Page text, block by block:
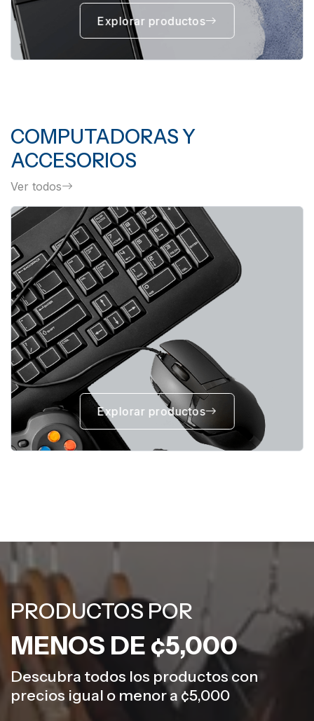
Explorar productos
COMPUTADORAS Y
ACCESORIOS
Ver todos
Explorar productos
PRODUCTOS POR
MENOS DE ¢5,000
Descubra todos los productos con
precios igual o menor a ¢5,000